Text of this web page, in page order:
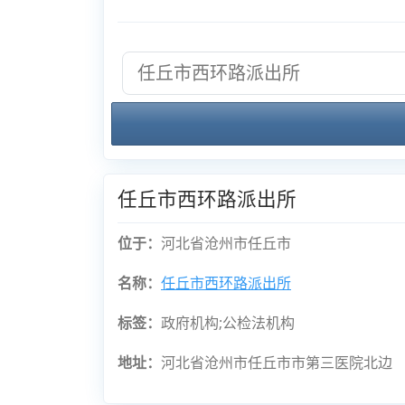
任丘市西环路派出所
位于： 河北省沧州市任丘市
名称： 任丘市西环路派出所
标签： 政府机构;公检法机构
地址： 河北省沧州市任丘市市第三医院北边